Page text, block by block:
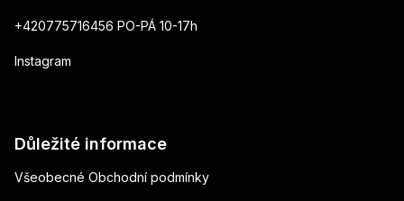
+420775716456 PO-PÁ 10-17h
Instagram
Důležité informace
Všeobecné Obchodní podmínky